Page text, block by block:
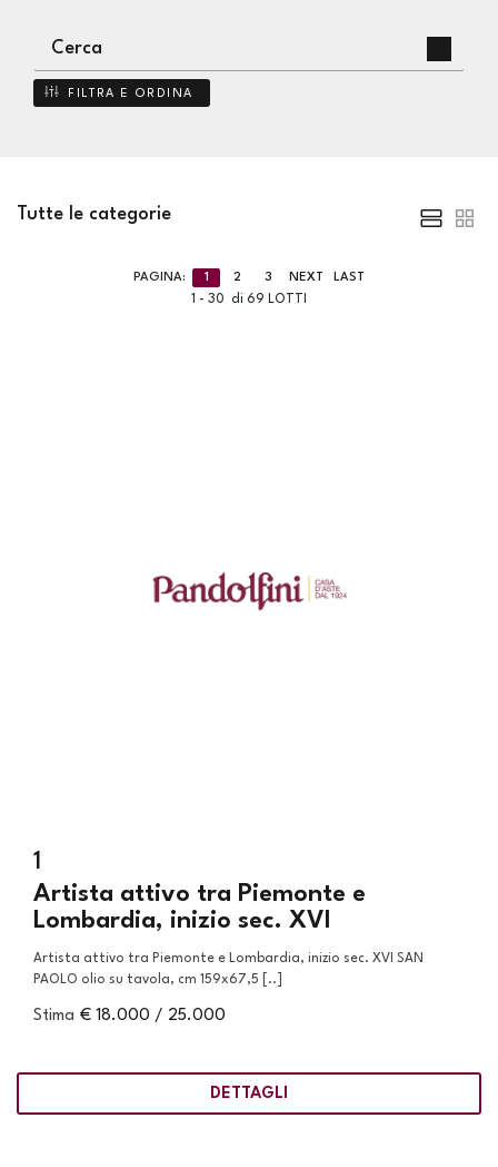
FILTRA E ORDINA
Tutte le categorie
1 - 30 di 69 LOTTI
PAGINA: 1 2 3 NEXT LAST
1
Artista attivo tra Piemonte e
Lombardia, inizio sec. XVI
Artista attivo tra Piemonte e Lombardia, inizio sec. XVI SAN
PAOLO olio su tavola, cm 159x67,5 [..]
Stima € 18.000 / 25.000
DETTAGLI